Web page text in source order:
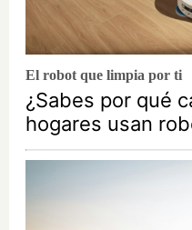
El robot que limpia por ti
¿Sabes por qué
hogares usan